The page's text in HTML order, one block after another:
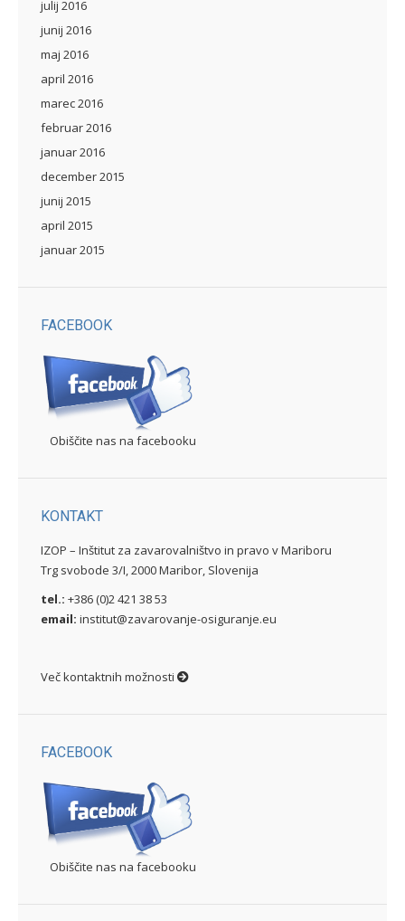
julij 2016
junij 2016
maj 2016
april 2016
marec 2016
februar 2016
januar 2016
december 2015
junij 2015
april 2015
januar 2015
FACEBOOK
Obiščite nas na facebooku
KONTAKT
IZOP – Inštitut za zavarovalništvo in pravo v Mariboru
Trg svobode 3/I, 2000 Maribor, Slovenija
tel.: +386 (0)2 421 38 53
email: institut@zavarovanje-osiguranje.eu
Več kontaktnih možnosti
FACEBOOK
Obiščite nas na facebooku